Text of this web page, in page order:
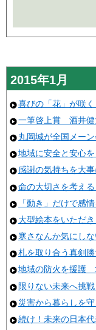
2015年1月
喜びの「花」が咲
一筆啓上賞 酒井健
丸岡城が全国メー
地域に安全と安心
感謝の気持ちを大
命の大切さを考え
「動き」だけで感
大型絵本をいただき
寒さなんか気にし
札を取り合う真剣
地域の防火を援護
限りない未来へ挑
災害から暮らしを
続け！未来の日本